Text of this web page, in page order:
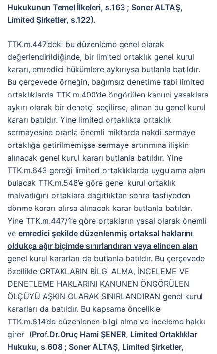
Hukukunun Temel İlkeleri, s.163 ; Soner ALTAŞ,
Limited Şirketler, s.122).
TTK.m.447’deki bu düzenleme genel olarak
değerlendirildiğinde, bir limited ortaklık genel kurul
kararı, emredici hükümlere aykırıysa butlanla batıldır.
Bu çerçevede örneğin, bağımsız denetime tabi limited
ortaklıklarda TTK.m.400’de öngörülen kanuni yasaklara
aykırı olarak bir denetçi seçilirse, alınan bu genel kurul
kararı batıldır. Yine limited ortaklıkta ortaklık
sermayesine oranla önemli miktarda nakdi sermaye
ortaklığa getirilmemişse sermaye artırımına ilişkin
alınacak genel kurul kararı butlanla batıldır. Yine
TTK.m.643 gereği limited ortaklıklarda uygulama alanı
bulacak TTK.m.548’e göre genel kurul ortaklık
malvarlığını ortaklara dağıttıktan sonra tasfiyeden
dönme kararı alırsa alınacak karar butlanla batıldır.
Yine TTK.m.447/1’e göre ortakların yasal olarak önemli
ve emredici şekilde düzenlenmiş ortaksal haklarını
oldukça ağır biçimde sınırlandıran veya elinden alan
genel kurul kararları da butlanla batıldır. Bu çerçevede
özellikle ORTAKLARIN BİLGİ ALMA, İNCELEME VE
DENETLEME HAKLARINI KANUNEN ÖNGÖRÜLEN
ÖLÇÜYÜ AŞKIN OLARAK SINIRLANDIRAN genel kurul
kararları da batıldır. Bu kapsama öncelikle
TTK.m.614’de düzenlenen bilgi alma ve inceleme hakkı
girer (Prof.Dr.Oruç Hami ŞENER, Limited Ortaklıklar
Hukuku, s.608 ; Soner ALTAŞ, Limited Şirketler,